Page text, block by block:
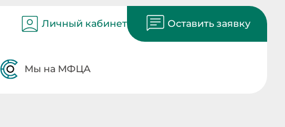
Личный кабинет Оставить заявку
Мы на МФЦА